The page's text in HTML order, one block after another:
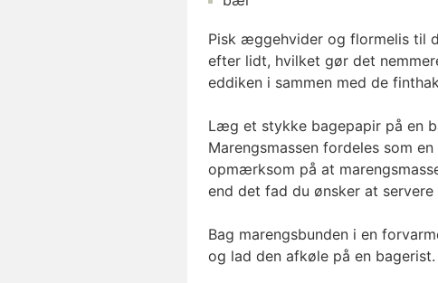
Pisk æggehvider og flormelis til
efter lidt, hvilket gør det
eddiken i sammen med de
Læg et stykke bagepapir på en
Marengsmassen fordeles som
opmærksom på at
end det fad du ønsker at servere
Bag marengsbunden i en
og lad den afkøle på en bagerist.